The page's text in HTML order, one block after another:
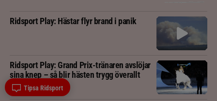
Ridsport Play: Hästar flyr brand i panik
Ridsport Play: Grand Prix-tränaren avslöjar
sina knep – så blir hästen trygg överallt
Tipsa Ridsport